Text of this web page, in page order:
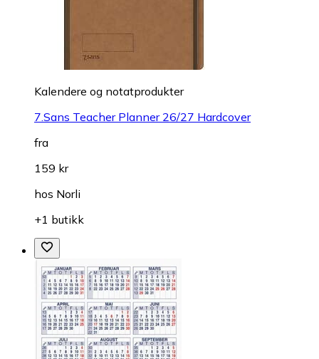
Kalendere og notatprodukter
7.Sans Teacher Planner 26/27 Hardcover
fra
159 kr
hos Norli
+1 butikk